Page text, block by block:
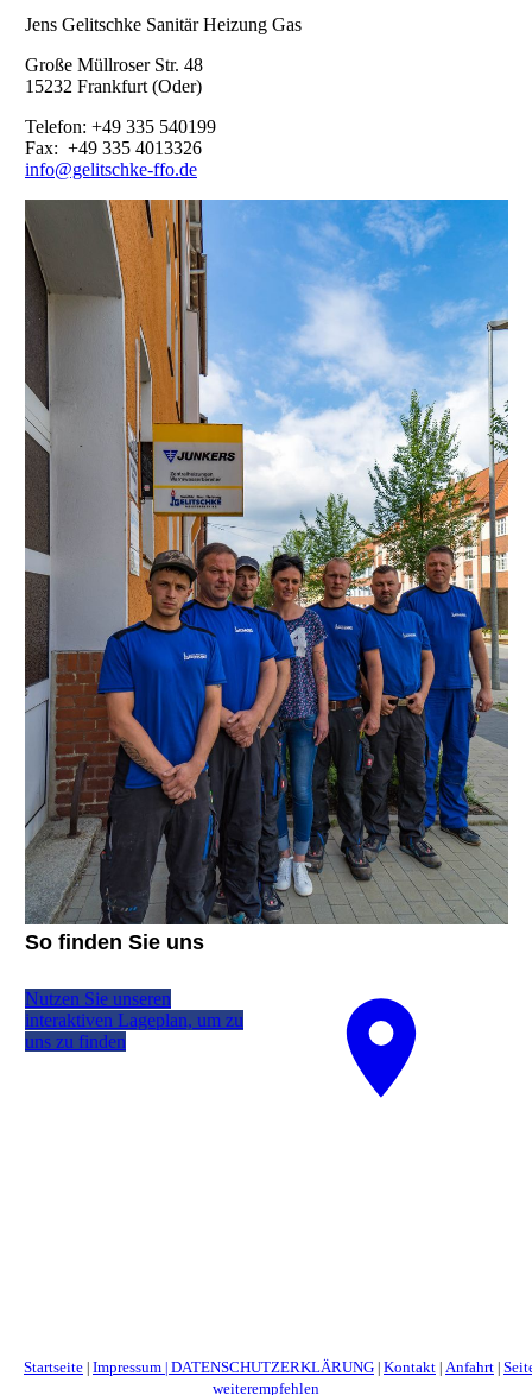
Jens Gelitschke Sanitär Heizung Gas
Große Müllroser Str. 48
15232 Frankfurt (Oder)
Telefon: +49 335 540199
Fax: +49 335 4013326
info@gelitschke-ffo.de
So finden Sie uns
Nutzen Sie unseren
interaktiven La­ge­plan, um zu
uns zu finden
Startseite Impressum DATENSCHUTZERKLÄRUNG Kontakt Anfahrt
weiterempfehlen